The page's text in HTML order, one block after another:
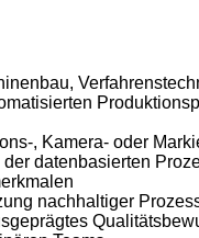
, Kamera- oder
datenbasierten
nachhaltiger